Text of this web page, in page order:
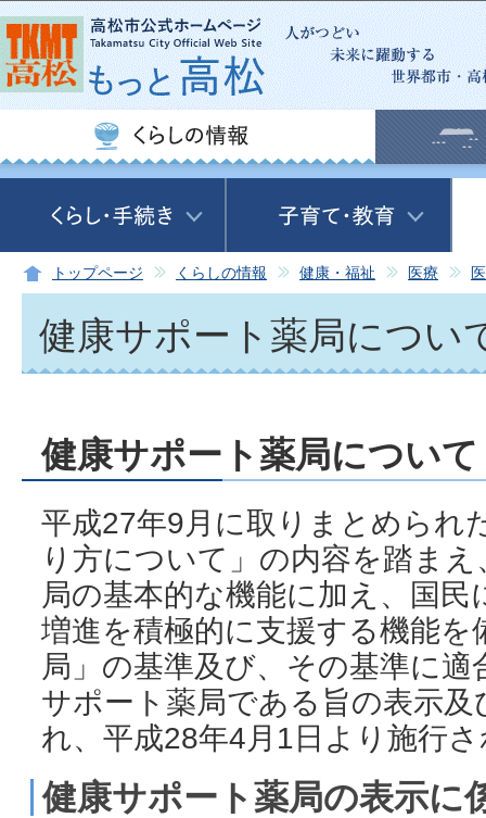
この
トップページ くらしの情報 健康・福祉 医療
健康サポート薬局につい
健康サポート薬局について
平成27年9月に取りまとめられ
り方について」の内容を踏ま
局の基本的な機能に加え、国
増進を積極的に支援する機能
局」の基準及び、その基準に
サポート薬局である旨の表示
れ、平成28年4月1日より施行
健康サポート薬局の表示に